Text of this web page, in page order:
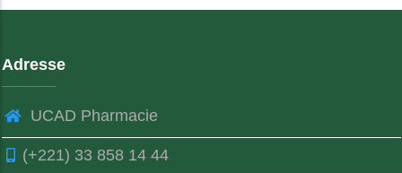
Adresse
UCAD Pharmacie
(+221) 33 858 14 44